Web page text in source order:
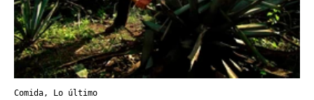
Comida, Lo último